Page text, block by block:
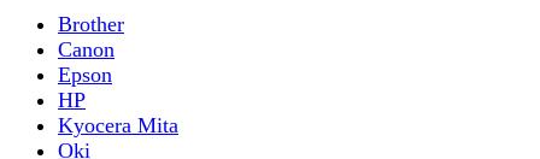
Brother
Canon
Epson
HP
Kyocera Mita
Oki